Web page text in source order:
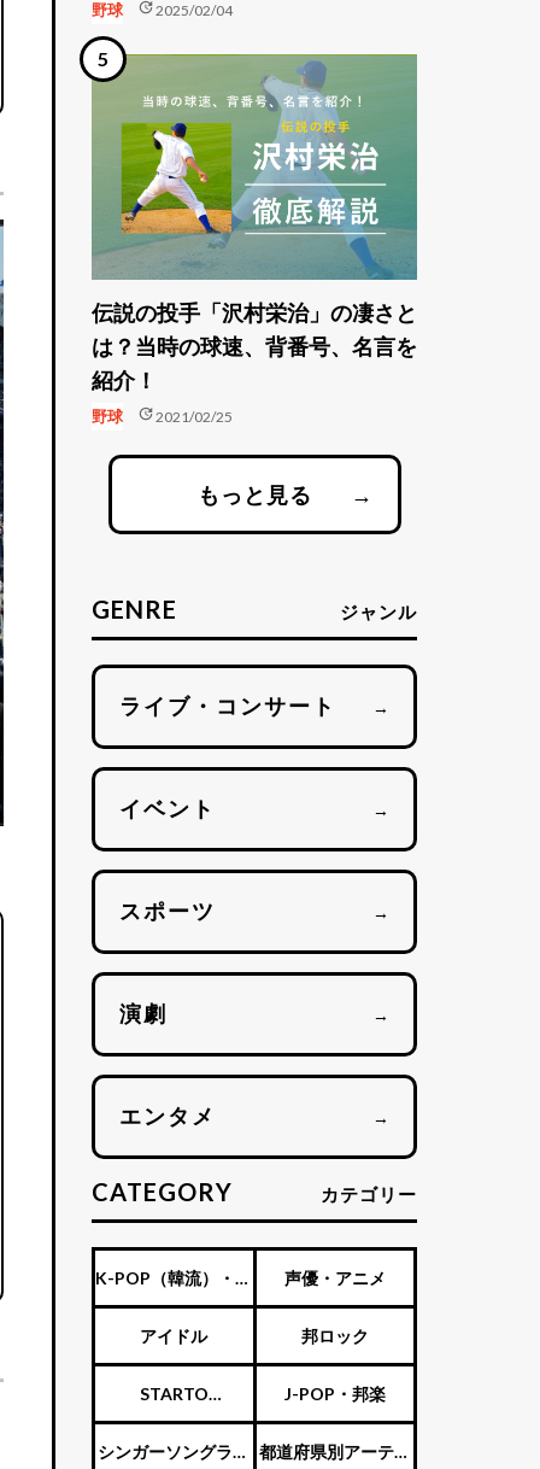
野球 update2025/02/04
伝説の投手「沢村栄治」の凄さと
は？当時の球速、背番号、名言を
紹介！
野球 update2021/02/25
もっと見る →
GENRE ジャンル
ライブ・コンサート →
イベント →
スポーツ →
演劇 →
エンタメ →
CATEGORY カテゴリー
K-POP（韓流）・海
外アーティスト
声優・アニメ
アイドル 邦ロック
STARTO
ENTERTAINMENT（旧
J-POP・邦楽
シンガーソングライ 都道府県別アーティ